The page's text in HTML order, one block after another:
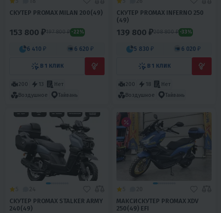
СКУТЕР PROMAX MILAN 200(49)
153 800 ₽197 800 ₽ -22%
6 410 ₽ 6 620 ₽
В 1 КЛИК
200 13
Нет
Воздушное
Тайвань
СКУТЕР PROMAX INFERNO 250
(49)
139 800 ₽208 800 ₽ -33%
5 830 ₽ 6 020 ₽
В 1 КЛИК
200 18
Нет
Воздушное
Тайвань
СКУТЕР PROMAX STALKER ARMY
240(49)
МАКСИСКУТЕР PROMAX XDV
250(49) EFI